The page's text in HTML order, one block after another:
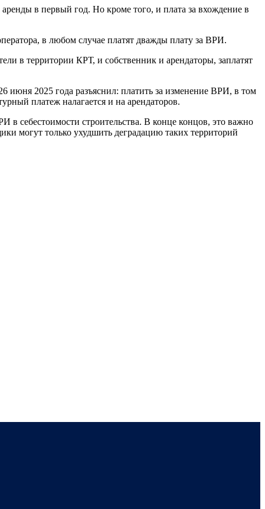
в первый год. Но кроме того, и плата за вхождение в
в любом случае платят дважды плату за ВРИ.
в территории КРТ, и собственник и арендаторы, заплатят
июня 2025 года разъяснил: платить за изменение ВРИ, в том
платеж налагается и на арендаторов.
в себестоимости строительства. В конце концов, это важно
могут только ухудшить деградацию таких территорий